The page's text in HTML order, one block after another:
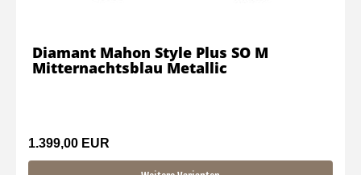
1.399,00 EUR
Diamant Mahon Style Plus SO M
Mitternachtsblau Metallic